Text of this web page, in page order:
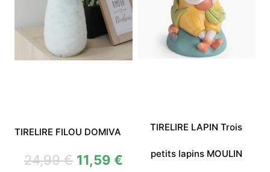
TIRELIRE FILOU DOMIVA
24,99€ 11,59 €
TIRELIRE LAPIN Trois
petits lapins MOULIN